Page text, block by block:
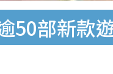
50部新款